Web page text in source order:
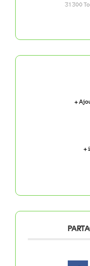
31300
+
+